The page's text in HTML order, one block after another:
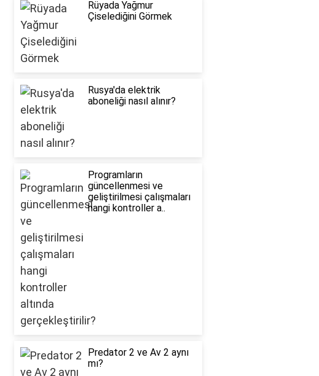
Rüyada Yağmur
Çiselediğini Görmek
Rusya'da elektrik
aboneliği nasıl alınır?
Programların
güncellenmesi ve
geliştirilmesi çalışmaları
hangi kontroller a..
Predator 2 ve Av 2 aynı
mı?